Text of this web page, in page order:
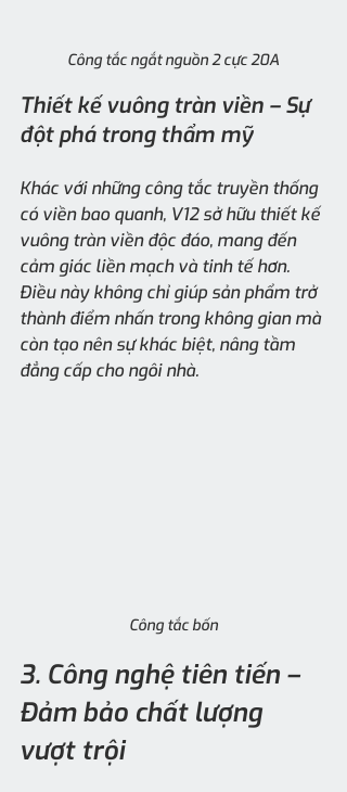
Công tắc ngắt nguồn 2 cực 20A
Thiết kế vuông tràn viền – Sự
đột phá trong thẩm mỹ
Khác với những công tắc truyền thống
có viền bao quanh, V12 sở hữu thiết kế
vuông tràn viền độc đáo, mang đến
cảm giác liền mạch và tinh tế hơn.
Điều này không chỉ giúp sản phẩm trở
thành điểm nhấn trong không gian mà
còn tạo nên sự khác biệt, nâng tầm
đẳng cấp cho ngôi nhà.
Công tắc bốn
3. Công nghệ tiên tiến –
Đảm bảo chất lượng
vượt trội